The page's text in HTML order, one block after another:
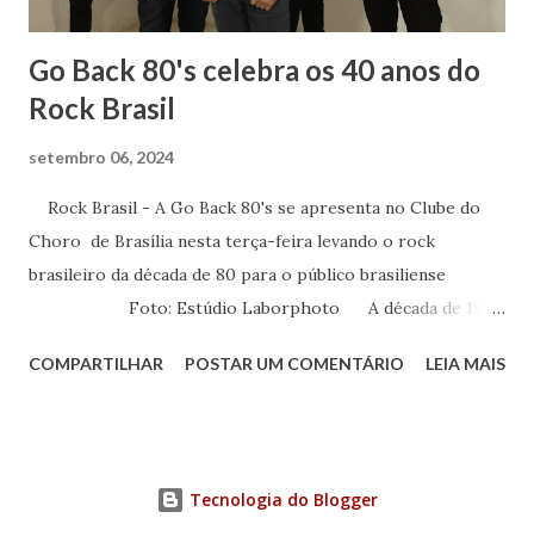
terceiro ano dividia comigo um amor: a mús...
Go Back 80's celebra os 40 anos do
Rock Brasil
setembro 06, 2024
Rock Brasil - A Go Back 80's se apresenta no Clube do
Choro de Brasília nesta terça-feira levando o rock
brasileiro da década de 80 para o público brasiliense
Foto: Estúdio Laborphoto A década de 1980
período que surgiram as bandas de rock que fizeram
cantos. Nessa terça-feira, 10 de setembro, às 20 horas, a
COMPARTILHAR POSTAR UM COMENTÁRIO LEIA MAIS
Tecnologia do Blogger